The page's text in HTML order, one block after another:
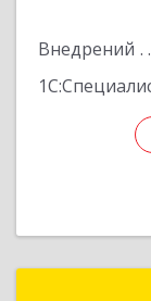
Внедрений